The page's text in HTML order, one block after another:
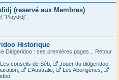
(reservé aux Membres)
"Playdidj".
Historique
Didgeridoo : ses premières pages... Retour
Les conseils de Séb, Jouer du didgeridoo,
, L'Australie, Les Aborigènes